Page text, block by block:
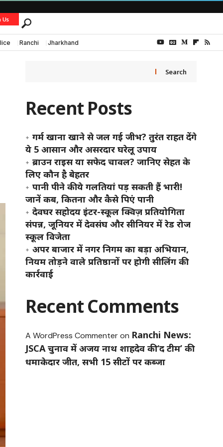
Us
Ranchi Jharkhand
Search
Recent Posts
गर्म खाना खाने से जल गई जीभ? तुरंत राहत देंगे
ये 5 आसान और असरदार घरेलू उपाय
ब्राउन राइस या सफेद चावल? जानिए सेहत के
लिए कौन है बेहतर
पानी पीने की ये गलतियां पड़ सकती हैं भारी!
जानें कब, कितना और कैसे पिएं पानी
देवघर सहोदय इंटर-स्कूल क्विज़ प्रतियोगिता
संपन्न, जूनियर में देवसंघ और सीनियर में रेड रोज
स्कूल विजेता
अपर बाजार में नगर निगम का बड़ा अभियान,
नियम तोड़ने वाले प्रतिष्ठानों पर होगी सीलिंग की
कार्रवाई
Recent Comments
A WordPress Commenteron Ranchi News:
JSCA चुनाव में अजय नाथ शाहदेव की ‘द टीम’ की
धमाकेदार जीत, सभी 15 सीटों पर कब्जा